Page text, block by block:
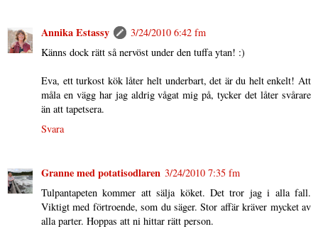
Annika Estassy
3/24/2010 6:42 fm
Känns dock rätt så nervöst under den tuffa ytan! :)
Eva, ett turkost kök låter helt underbart, det är du helt enkelt! Att
måla en vägg har jag aldrig vågat mig på, tycker det låter svårare
än att tapetsera.
Svara
Granne med potatisodlaren 3/24/2010 7:35 fm
Tulpantapeten kommer att sälja köket. Det tror jag i alla fall.
Viktigt med förtroende, som du säger. Stor affär kräver mycket av
alla parter. Hoppas att ni hittar rätt person.